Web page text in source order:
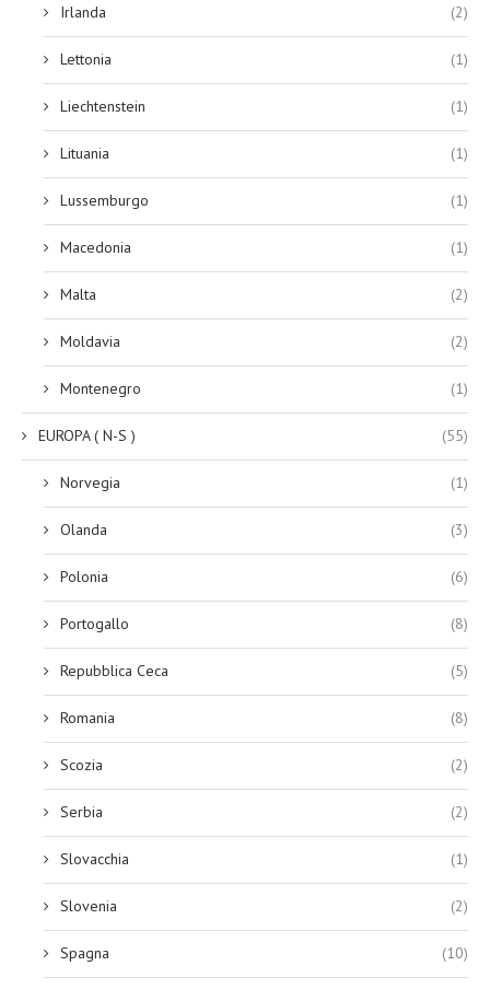
Irlanda (2)
Lettonia (1)
Liechtenstein (1)
Lituania (1)
Lussemburgo (1)
Macedonia (1)
Malta (2)
Moldavia (2)
Montenegro (1)
EUROPA ( N-S ) (55)
Norvegia (1)
Olanda (3)
Polonia (6)
Portogallo (8)
Repubblica Ceca (5)
Romania (8)
Scozia (2)
Serbia (2)
Slovacchia (1)
Slovenia (2)
Spagna (10)